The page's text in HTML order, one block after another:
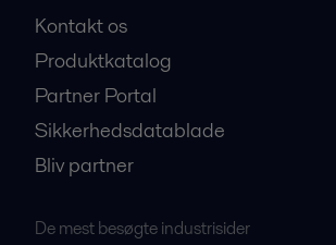
Kontakt os
Produktkatalog
Partner Portal
Sikkerhedsdatablade
Bliv partner
De mest besøgte industrisider